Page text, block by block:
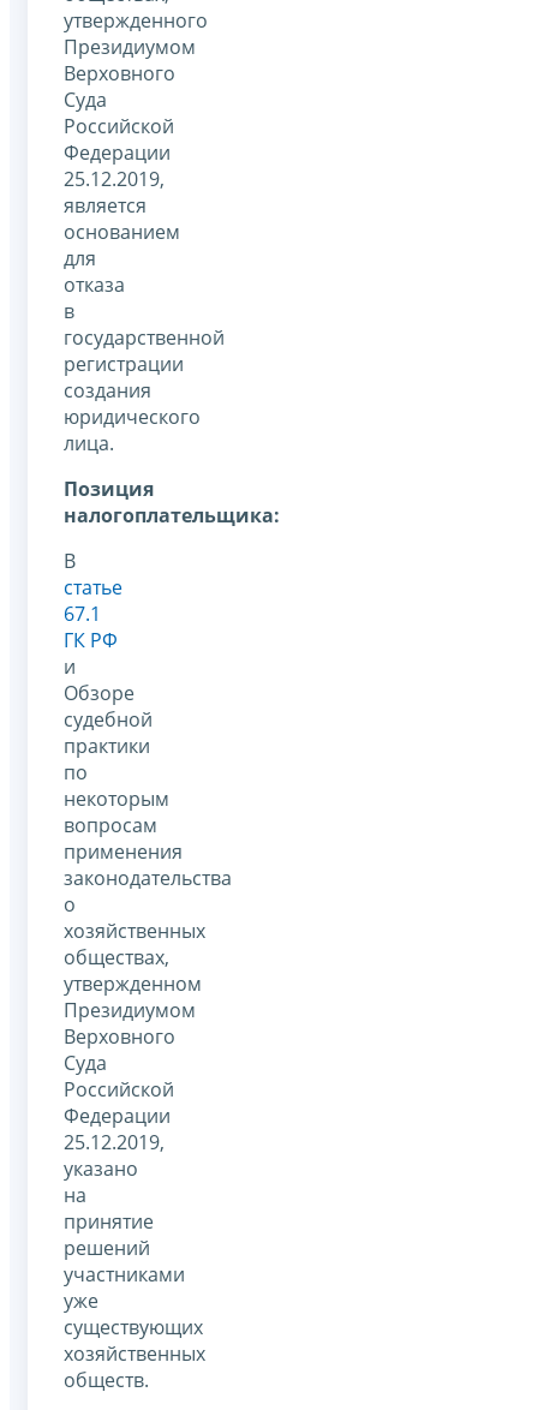
утвержденного
Президиумом
Верховного
Суда
Российской
Федерации
25.12.2019,
является
основанием
для
отказа
в
государственной
регистрации
создания
юридического
лица.
Позиция
налогоплательщика:
В
статье
67.1
ГК РФ
и
Обзоре
судебной
практики
по
некоторым
вопросам
применения
законодательства
о
хозяйственных
обществах,
утвержденном
Президиумом
Верховного
Суда
Российской
Федерации
25.12.2019,
указано
на
принятие
решений
участниками
уже
существующих
хозяйственных
обществ.